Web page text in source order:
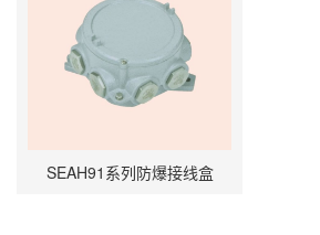
SEAH91系列防爆接线盒